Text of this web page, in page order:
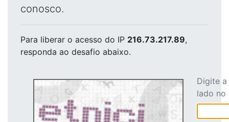
conosco.
Para liberar o acesso do IP 216.73.217.89,
responda ao desafio abaixo.
Digite
lado no